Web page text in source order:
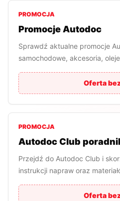
PROMOCJA
Promocje Autodoc
Sprawdź aktualne promocje
samochodowe, akcesoria,
Oferta
PROMOCJA
Autodoc Club
Przejdź do Autodoc Club i
instrukcji napraw oraz
Oferta